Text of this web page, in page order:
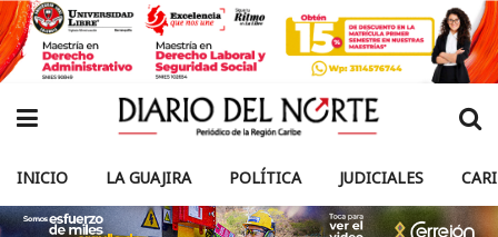
INICIO LA GUAJIRA POLÍTICA JUDICIALES